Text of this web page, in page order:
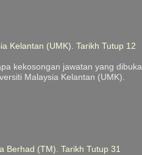
Kelantan (UMK). Tarikh Tutup 12
kekosongan jawatan yang dibuka
Malaysia Kelantan (UMK).
Berhad (TM). Tarikh Tutup 31